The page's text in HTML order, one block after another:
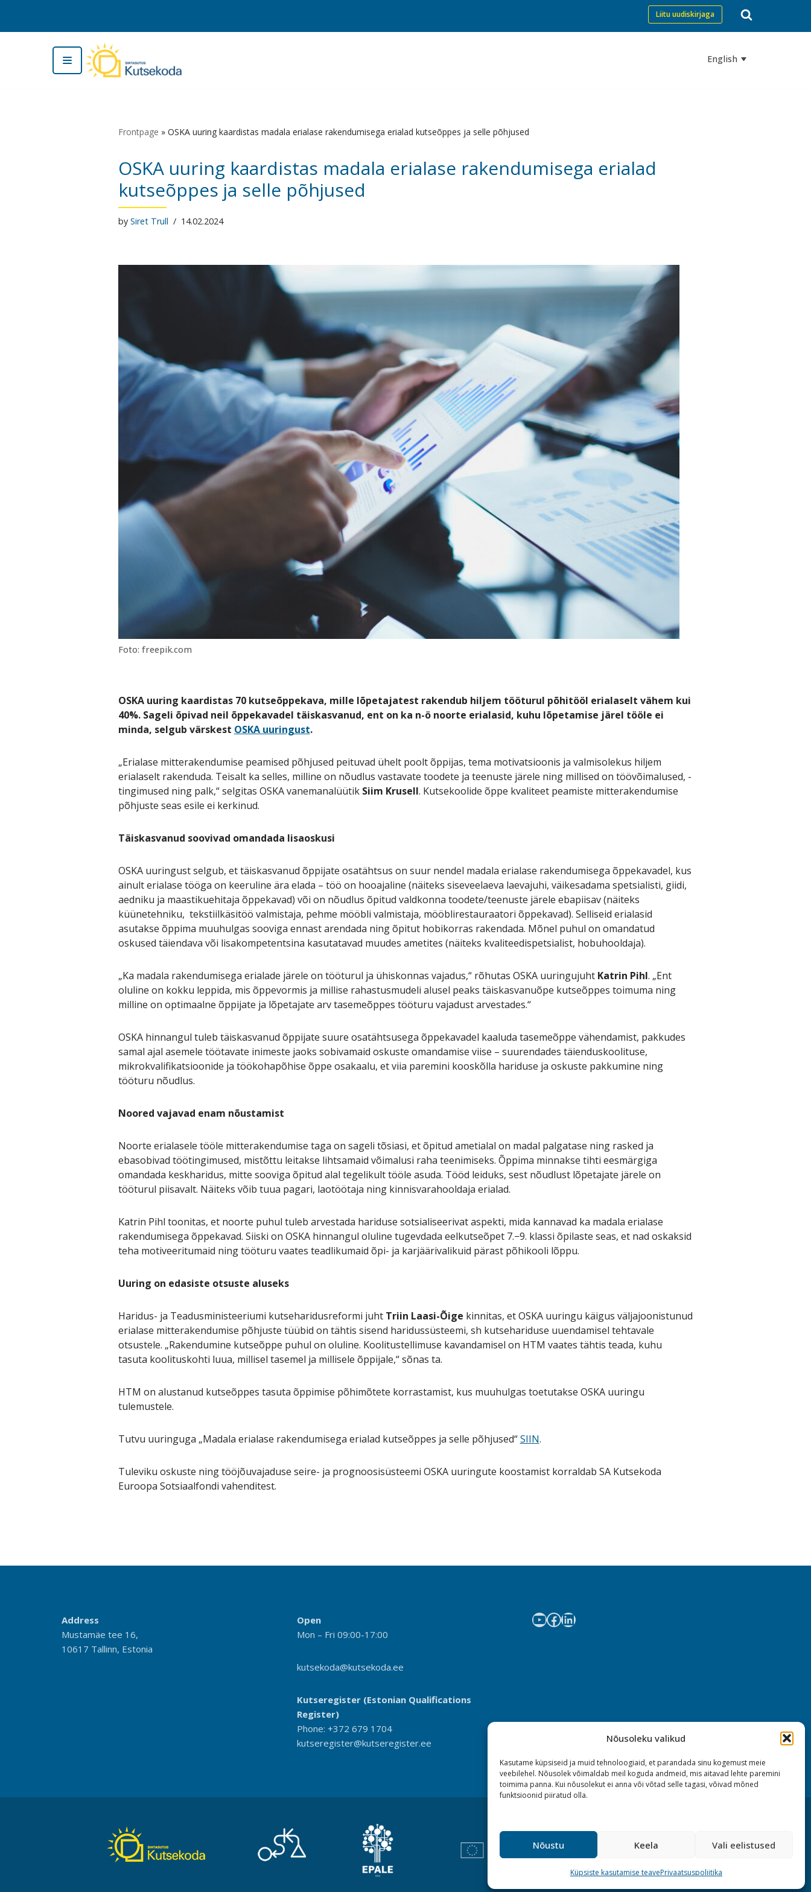
Nõusoleku valikud
Kasutame küpsiseid ja muid tehnoloogiaid, et parandada sinu kogemust meie
veebilehel. Nõusolek võimaldab meil koguda andmeid, mis aitavad lehte paremini
toimima panna. Kui nõusolekut ei anna või võtad selle tagasi, võivad mõned
funktsioonid piiratud olla.
Nõustu Keela Vali eelistused
Küpsiste kasutamise teavePrivaatsuspoliitika
Skip
Liitu uudiskirjaga
English
Frontpage » OSKA uuring kaardistas madala erialase rakendumisega erialad kutseõppes ja selle põhjused
OSKA uuring kaardistas madala erialase rakendumisega erialad
kutseõppes ja selle põhjused
by Siret Trull 14.02.2024
Foto: freepik.com
OSKA uuring kaardistas 70 kutseõppekava, mille lõpetajatest rakendub hiljem tööturul põhitööl erialaselt vähem kui
40%. Sageli õpivad neil õppekavadel täiskasvanud, ent on ka n-ö noorte erialasid, kuhu lõpetamise järel tööle ei
minda, selgub värskest OSKA uuringust.
„Erialase mitterakendumise peamised põhjused peituvad ühelt poolt õppijas, tema motivatsioonis ja valmisolekus hiljem
erialaselt rakenduda. Teisalt ka selles, milline on nõudlus vastavate toodete ja teenuste järele ning millised on töövõimalused, -
tingimused ning palk,“ selgitas OSKA vanemanalüütik Siim Krusell. Kutsekoolide õppe kvaliteet peamiste mitterakendumise
põhjuste seas esile ei kerkinud.
Täiskasvanud soovivad omandada lisaoskusi
OSKA uuringust selgub, et täiskasvanud õppijate osatähtsus on suur nendel madala erialase rakendumisega õppekavadel, kus
ainult erialase tööga on keeruline ära elada – töö on hooajaline (näiteks siseveelaeva laevajuhi, väikesadama spetsialisti, giidi,
aedniku ja maastikuehitaja õppekavad) või on nõudlus õpitud valdkonna toodete/teenuste järele ebapiisav (näiteks
küünetehniku, tekstiilkäsitöö valmistaja, pehme mööbli valmistaja, mööblirestauraatori õppekavad). Selliseid erialasid
asutakse õppima muuhulgas sooviga ennast arendada ning õpitut hobikorras rakendada. Mõnel puhul on omandatud
oskused täiendava või lisakompetentsina kasutatavad muudes ametites (näiteks kvaliteedispetsialist, hobuhooldaja).
„Ka madala rakendumisega erialade järele on tööturul ja ühiskonnas vajadus,“ rõhutas OSKA uuringujuht Katrin Pihl. „Ent
oluline on kokku leppida, mis õppevormis ja millise rahastusmudeli alusel peaks täiskasvanuõpe kutseõppes toimuma ning
milline on optimaalne õppijate ja lõpetajate arv tasemeõppes tööturu vajadust arvestades.“
OSKA hinnangul tuleb täiskasvanud õppijate suure osatähtsusega õppekavadel kaaluda tasemeõppe vähendamist, pakkudes
samal ajal asemele töötavate inimeste jaoks sobivamaid oskuste omandamise viise – suurendades täienduskoolituse,
mikrokvalifikatsioonide ja töökohapõhise õppe osakaalu, et viia paremini kooskõlla hariduse ja oskuste pakkumine ning
tööturu nõudlus.
Noored vajavad enam nõustamist
Noorte erialasele tööle mitterakendumise taga on sageli tõsiasi, et õpitud ametialal on madal palgatase ning rasked ja
ebasobivad töötingimused, mistõttu leitakse lihtsamaid võimalusi raha teenimiseks. Õppima minnakse tihti eesmärgiga
omandada keskharidus, mitte sooviga õpitud alal tegelikult tööle asuda. Tööd leiduks, sest nõudlust lõpetajate järele on
tööturul piisavalt. Näiteks võib tuua pagari, laotöötaja ning kinnisvarahooldaja erialad.
Katrin Pihl toonitas, et noorte puhul tuleb arvestada hariduse sotsialiseerivat aspekti, mida kannavad ka madala erialase
rakendumisega õppekavad. Siiski on OSKA hinnangul oluline tugevdada eelkutseõpet 7.−9. klassi õpilaste seas, et nad oskaksid
teha motiveeritumaid ning tööturu vaates teadlikumaid õpi- ja karjäärivalikuid pärast põhikooli lõppu.
Uuring on edasiste otsuste aluseks
Haridus- ja Teadusministeeriumi kutseharidusreformi juht Triin Laasi-Õige kinnitas, et OSKA uuringu käigus väljajoonistunud
erialase mitterakendumise põhjuste tüübid on tähtis sisend haridussüsteemi, sh kutsehariduse uuendamisel tehtavale
otsustele. „Rakendumine kutseõppe puhul on oluline. Koolitustellimuse kavandamisel on HTM vaates tähtis teada, kuhu
tasuta koolituskohti luua, millisel tasemel ja millisele õppijale,“ sõnas ta.
HTM on alustanud kutseõppes tasuta õppimise põhimõtete korrastamist, kus muuhulgas toetutakse OSKA uuringu
tulemustele.
Tutvu uuringuga „Madala erialase rakendumisega erialad kutseõppes ja selle põhjused“SIIN.
Tuleviku oskuste ning tööjõuvajaduse seire- ja prognoosisüsteemi OSKA uuringute koostamist korraldab SA Kutsekoda
Euroopa Sotsiaalfondi vahenditest.
Address
Mustamäe tee 16,
10617 Tallinn, Estonia
Open
Mon – Fri 09:00-17:00
kutsekoda@kutsekoda.ee
Kutseregister (Estonian Qualifications
Register)
Phone: +372 679 1704
kutseregister@kutseregister.ee